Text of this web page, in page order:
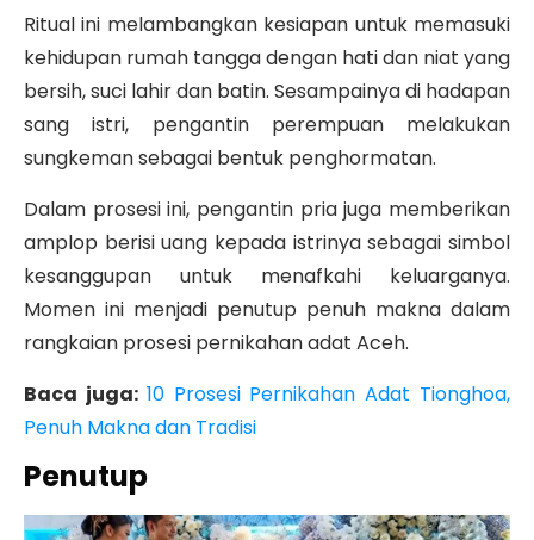
Ritual ini melambangkan kesiapan untuk memasuki
kehidupan rumah tangga dengan hati dan niat yang
bersih, suci lahir dan batin. Sesampainya di hadapan
sang istri, pengantin perempuan melakukan
sungkeman sebagai bentuk penghormatan.
Dalam prosesi ini, pengantin pria juga memberikan
amplop berisi uang kepada istrinya sebagai simbol
kesanggupan untuk menafkahi keluarganya.
Momen ini menjadi penutup penuh makna dalam
rangkaian prosesi pernikahan adat Aceh.
Baca juga: 10 Prosesi Pernikahan Adat Tionghoa,
Penuh Makna dan Tradisi
Penutup